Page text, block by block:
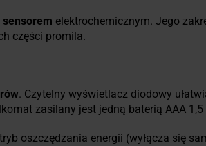
elektrochemicznym. Jego
części promila.
. Czytelny wyświetlacz diodowy
zasilany jest jedną baterią AAA 1,5
oszczędzania energii (wyłącza się